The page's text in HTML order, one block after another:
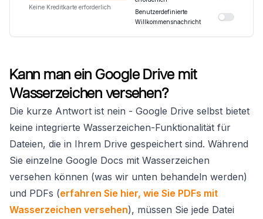
Keine Kreditkarte erforderlich
Benutzerdefinierte
Willkommensnachricht
Kann man ein Google Drive mit
Wasserzeichen versehen?
Die kurze Antwort ist nein - Google Drive selbst bietet
keine integrierte Wasserzeichen-Funktionalität für
Dateien, die in Ihrem Drive gespeichert sind. Während
Sie einzelne Google Docs mit Wasserzeichen
versehen können (was wir unten behandeln werden)
und PDFs (erfahren Sie hier, wie Sie PDFs mit
Wasserzeichen versehen), müssen Sie jede Datei